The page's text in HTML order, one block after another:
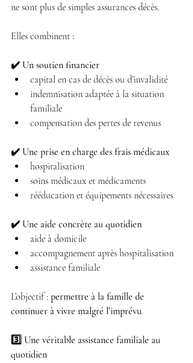
ne sont plus de simples assurances décès.
Elles combinent :
✔️ Un soutien financier
capital en cas de décès ou d’invalidité
indemnisation adaptée à la situation
familiale
compensation des pertes de revenus
✔️ Une prise en charge des frais médicaux
hospitalisation
soins médicaux et médicaments
rééducation et équipements nécessaires
✔️ Une aide concrète au quotidien
aide à domicile
accompagnement après hospitalisation
assistance familiale
L’objectif : permettre à la famille de
continuer à vivre malgré l’imprévu
3️⃣ Une véritable assistance familiale au
quotidien